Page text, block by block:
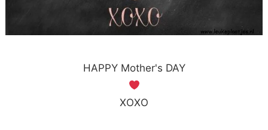
HAPPY Mother's DAY
XOXO